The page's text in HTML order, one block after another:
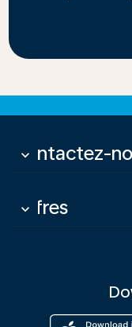
Contactez-
keyboard_arrow_down
Offres
keyboard_arrow_down